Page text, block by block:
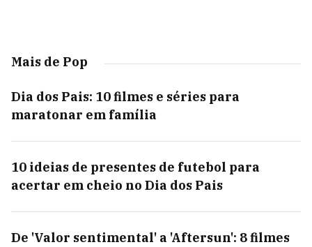
Mais de Pop
Dia dos Pais: 10 filmes e séries para
maratonar em família
10 ideias de presentes de futebol para
acertar em cheio no Dia dos Pais
De 'Valor sentimental' a 'Aftersun': 8 filmes